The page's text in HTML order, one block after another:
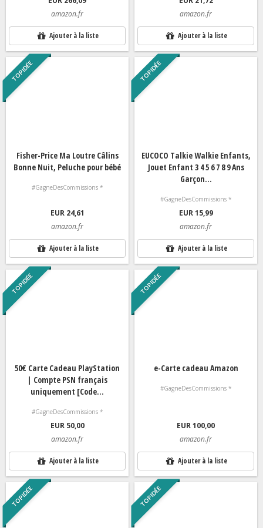
amazon.fr
Ajouter à la liste
amazon.fr
Ajouter à la liste
TOP IDÉE
Fisher-Price Ma Loutre Câlins
Bonne Nuit, Peluche pour bébé
#GagneDesCommissions *
EUR 24,61
amazon.fr
Ajouter à la liste
TOP IDÉE
EUCOCO Talkie Walkie Enfants,
Jouet Enfant 3 4 5 6 7 8 9 Ans
Garçon...
#GagneDesCommissions *
EUR 15,99
amazon.fr
Ajouter à la liste
TOP IDÉE
50€ Carte Cadeau PlayStation
| Compte PSN français
uniquement [Code...
#GagneDesCommissions *
EUR 50,00
amazon.fr
Ajouter à la liste
TOP IDÉE
e-Carte cadeau Amazon
#GagneDesCommissions *
EUR 100,00
amazon.fr
Ajouter à la liste
TOP IDÉE TOP IDÉE